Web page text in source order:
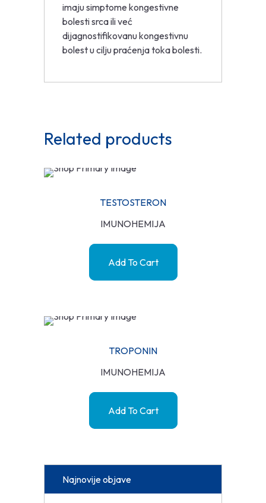
imaju simptome kongestivne
bolesti srca ili već
dijagnostifikovanu kongestivnu
bolest u cilju praćenja toka bolesti.
Related products
TESTOSTERON
IMUNOHEMIJA
Add To Cart
TROPONIN
IMUNOHEMIJA
Add To Cart
Najnovije objave